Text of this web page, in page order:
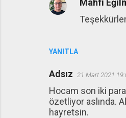
YANITLA
Mahfi
Adsız 21 Mart 2021
Hocam son iki
özetliyor aslında.
hayretsin.